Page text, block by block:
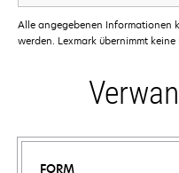
Alle angegebenen Informationen
werden. Lexmark übernimmt
FORM